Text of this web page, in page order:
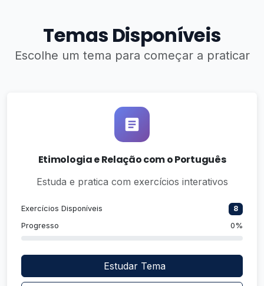
Temas Disponíveis
Escolhe um tema para começar a praticar
Etimologia e Relação com o Português
Estuda e pratica com exercícios interativos
Exercícios Disponíveis
8
Progresso
0%
Estudar Tema